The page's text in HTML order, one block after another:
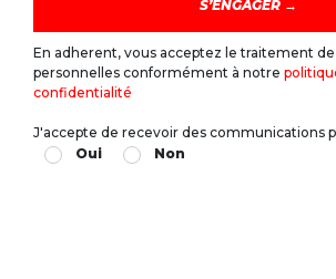
En adherent, vous acceptez le traitement
personnelles conformément à notre
confidentialité
J'accepte de recevoir des communications
Oui
Non